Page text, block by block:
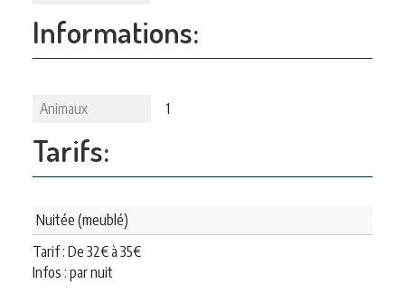
Informations:
Animaux 1
Tarifs:
Nuitée (meublé)
Tarif : De 32€à 35€
Infos : par nuit